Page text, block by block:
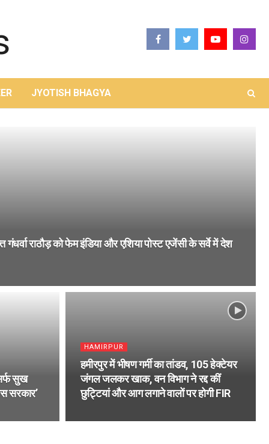
JYOTISH BHAGYA
राठौड़ को फेम इंडिया और एशिया पोस्ट एजेंसी के सर्वे में देश
सुख
सरकार’
HAMIRPUR
हमीरपुर में भीषण गर्मी का तांडव, 105 हेक्टेयर
जंगल जलकर खाक, वन विभाग ने रद्द कीं
छुट्टियां और आग लगाने वालों पर होगी FIR